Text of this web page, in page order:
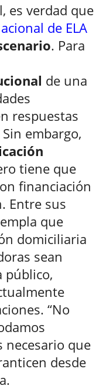
es verdad que
de ELA
. Para
de una
respuestas
embargo,
tiene que
financiación
Entre sus
que
domiciliaria
sean
público,
“No
necesario que
desde